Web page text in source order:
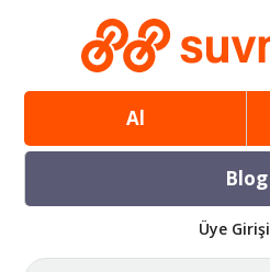
Al
Blog
Üye Girişi